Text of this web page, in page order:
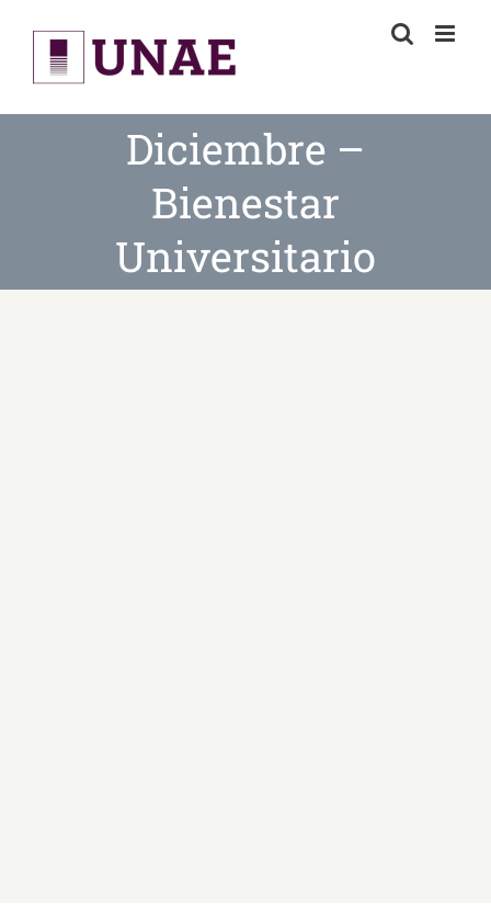
content
Diciembre –
Bienestar
Universitario